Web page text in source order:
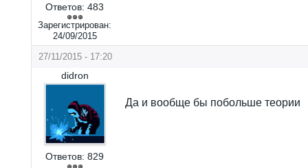
Ответов: 483
Зарегистрирован:
24/09/2015
27/11/2015 - 17:20
didron
Ответов: 829
Да и вообще бы побольше теории